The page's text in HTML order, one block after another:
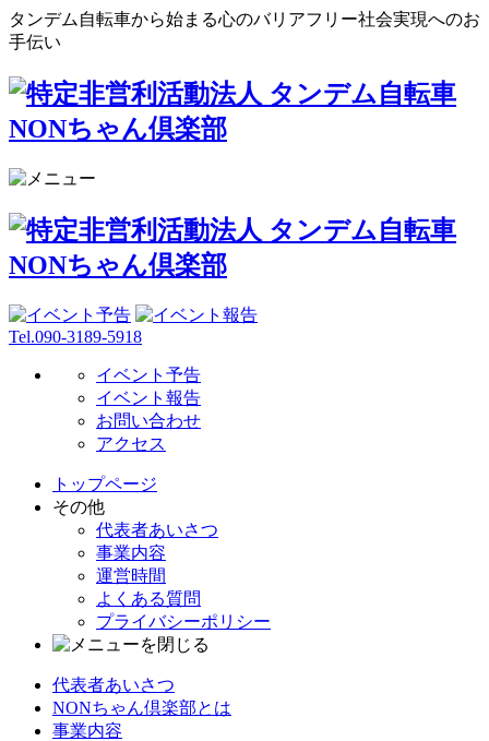
タンデム自転車から始まる心のバリアフリー社会実現へのお
手伝い
Tel.090-3189-5918
イベント予告
イベント報告
お問い合わせ
アクセス
トップページ
その他
代表者あいさつ
事業内容
運営時間
よくある質問
プライバシーポリシー
代表者あいさつ
NONちゃん倶楽部とは
事業内容